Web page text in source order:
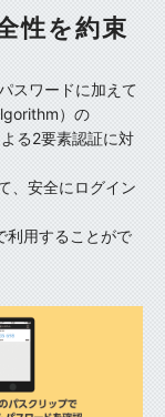
性を約束
スワードに加えて
）の
る2要素認証に対
、安全にログイン
利用することがで